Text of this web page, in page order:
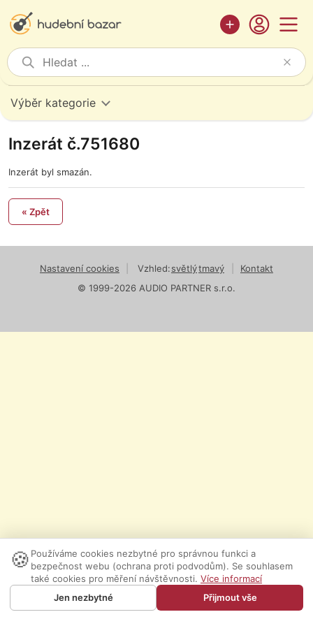
Výběr kategorie
Inzerát č.751680
Inzerát byl smazán.
« Zpět
Nastavení cookies Vzhled:světlýtmavý
Kontakt
© 1999-2026 AUDIO PARTNER s.r.o.
🍪 Používáme cookies nezbytné pro správnou funkci a
bezpečnost webu (ochrana proti podvodům). Se souhlasem
také cookies pro měření návštěvnosti. Více informací
Jen nezbytné
Přijmout vše